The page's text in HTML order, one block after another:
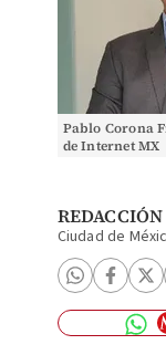
Pablo Corona
de Internet MX
REDACCIÓN
Ciudad de